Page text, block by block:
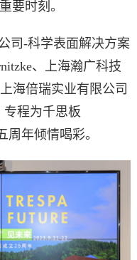
要时刻。
司-科学表面解决方案
、上海瀚广科技
海倍瑞实业有限公司
程为千思板
周年倾情喝彩。